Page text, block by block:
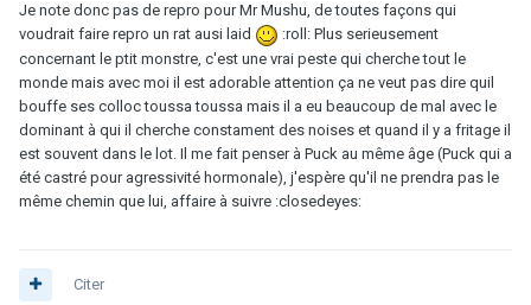
Je note donc pas de repro pour Mr Mushu, de toutes façons qui
voudrait faire repro un rat ausi laid
:roll: Plus serieusement
concernant le ptit monstre, c'est une vrai peste qui cherche tout le
monde mais avec moi il est adorable attention ça ne veut pas dire quil
bouffe ses colloc toussa toussa mais il a eu beaucoup de mal avec le
dominant à qui il cherche constament des noises et quand il y a fritage il
est souvent dans le lot. Il me fait penser à Puck au même âge (Puck qui a
été castré pour agressivité hormonale), j'espère qu'il ne prendra pas le
même chemin que lui, affaire à suivre :closedeyes:
Citer